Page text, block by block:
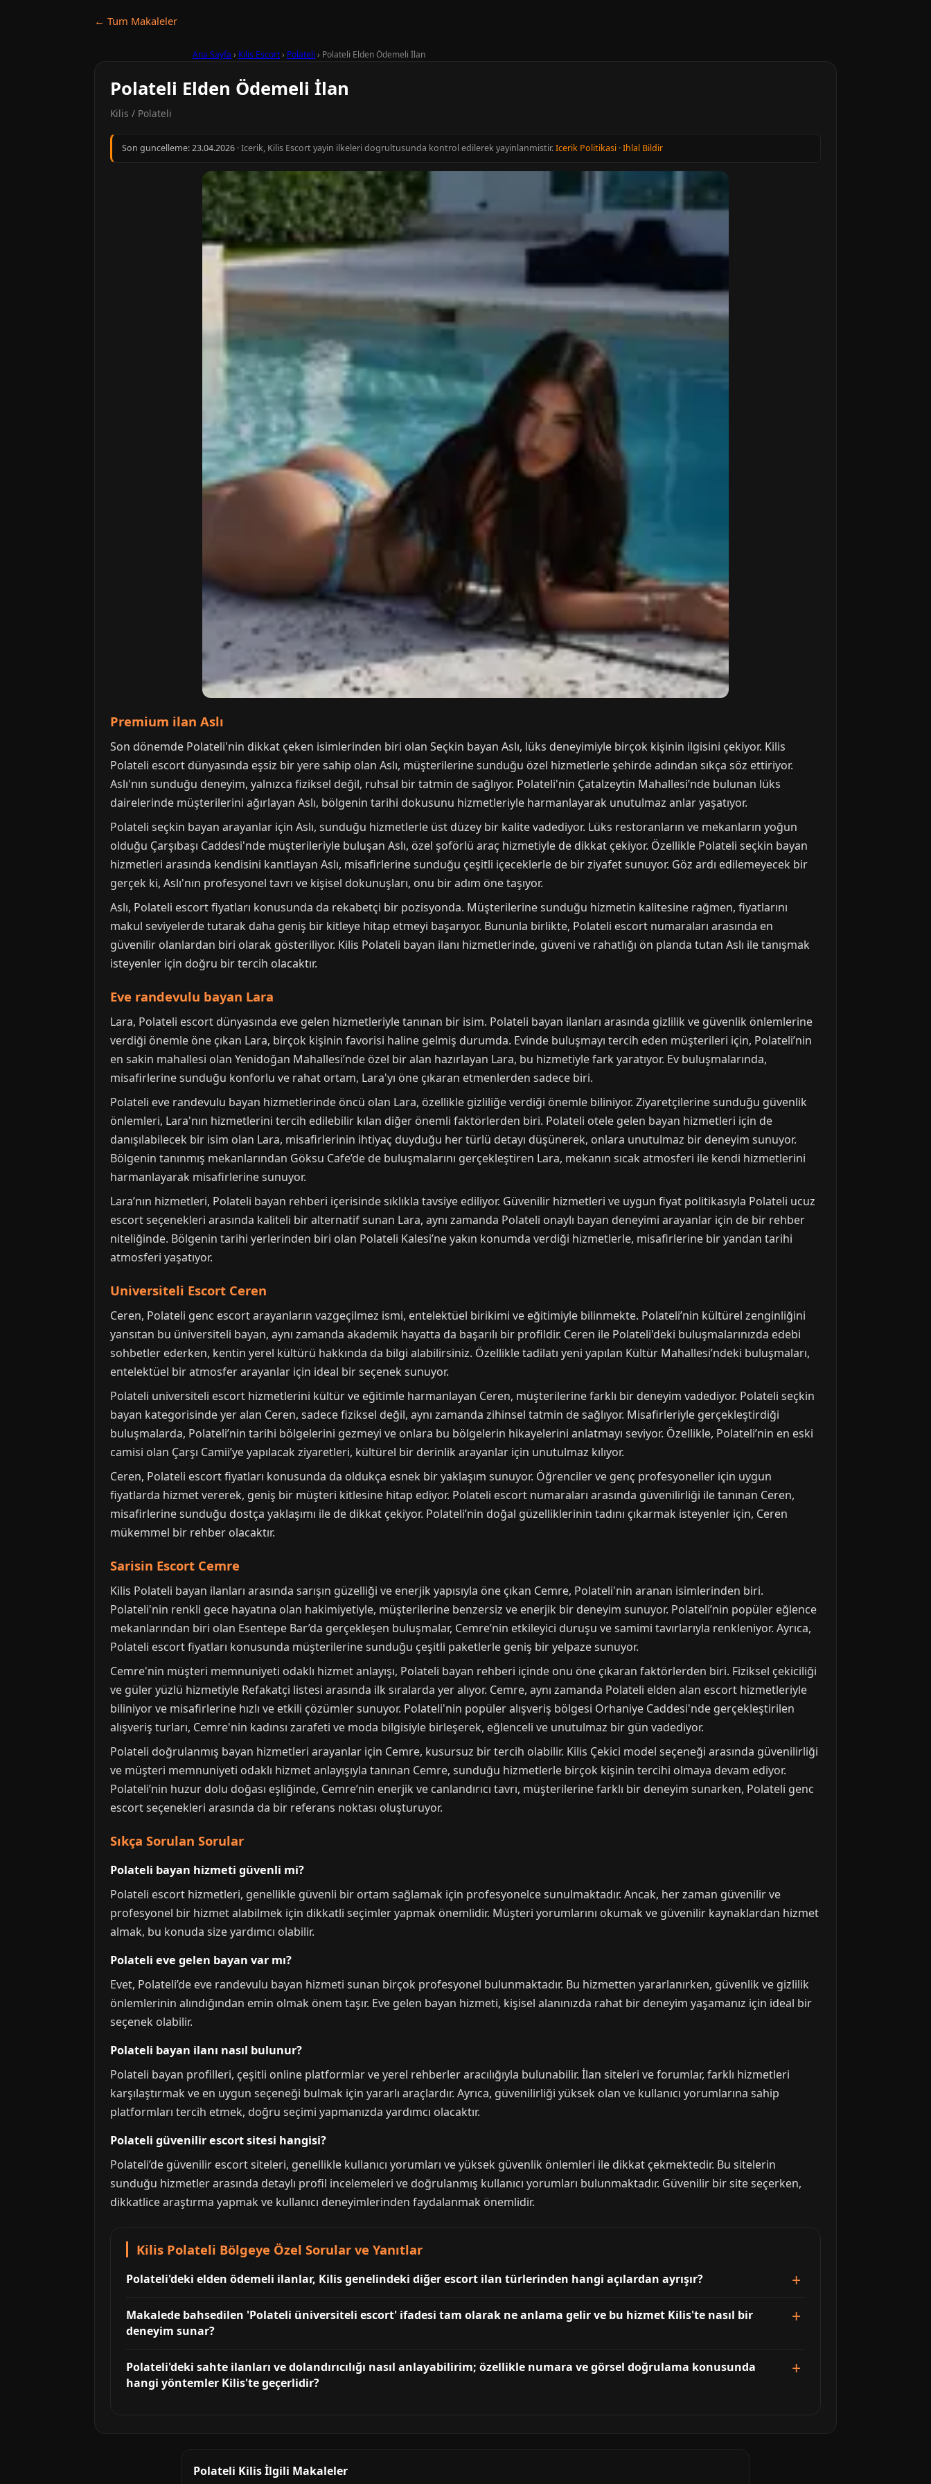
← Tum Makaleler
Ana Sayfa › Kilis Escort› Polateli › Polateli Elden Ödemeli İlan
Polateli Elden Ödemeli İlan
Kilis / Polateli
Son guncelleme:23.04.2026 · Icerik, Kilis Escort yayin ilkeleri dogrultusunda kontrol edilerek yayinlanmistir.Icerik Politikasi ·Ihlal Bildir
Premium ilan Aslı
Son dönemde Polateli'nin dikkat çeken isimlerinden biri olan Seçkin bayan Aslı, lüks deneyimiyle birçok kişinin ilgisini çekiyor. Kilis
Polateli escort dünyasında eşsiz bir yere sahip olan Aslı, müşterilerine sunduğu özel hizmetlerle şehirde adından sıkça söz ettiriyor.
Aslı'nın sunduğu deneyim, yalnızca fiziksel değil, ruhsal bir tatmin de sağlıyor. Polateli'nin Çatalzeytin Mahallesi’nde bulunan lüks
dairelerinde müşterilerini ağırlayan Aslı, bölgenin tarihi dokusunu hizmetleriyle harmanlayarak unutulmaz anlar yaşatıyor.
Polateli seçkin bayan arayanlar için Aslı, sunduğu hizmetlerle üst düzey bir kalite vadediyor. Lüks restoranların ve mekanların yoğun
olduğu Çarşıbaşı Caddesi'nde müşterileriyle buluşan Aslı, özel şoförlü araç hizmetiyle de dikkat çekiyor. Özellikle Polateli seçkin bayan
hizmetleri arasında kendisini kanıtlayan Aslı, misafirlerine sunduğu çeşitli içeceklerle de bir ziyafet sunuyor. Göz ardı edilemeyecek bir
gerçek ki, Aslı'nın profesyonel tavrı ve kişisel dokunuşları, onu bir adım öne taşıyor.
Aslı, Polateli escort fiyatları konusunda da rekabetçi bir pozisyonda. Müşterilerine sunduğu hizmetin kalitesine rağmen, fiyatlarını
makul seviyelerde tutarak daha geniş bir kitleye hitap etmeyi başarıyor. Bununla birlikte, Polateli escort numaraları arasında en
güvenilir olanlardan biri olarak gösteriliyor. Kilis Polateli bayan ilanı hizmetlerinde, güveni ve rahatlığı ön planda tutan Aslı ile tanışmak
isteyenler için doğru bir tercih olacaktır.
Eve randevulu bayan Lara
Lara, Polateli escort dünyasında eve gelen hizmetleriyle tanınan bir isim. Polateli bayan ilanları arasında gizlilik ve güvenlik önlemlerine
verdiği önemle öne çıkan Lara, birçok kişinin favorisi haline gelmiş durumda. Evinde buluşmayı tercih eden müşterileri için, Polateli’nin
en sakin mahallesi olan Yenidoğan Mahallesi’nde özel bir alan hazırlayan Lara, bu hizmetiyle fark yaratıyor. Ev buluşmalarında,
misafirlerine sunduğu konforlu ve rahat ortam, Lara'yı öne çıkaran etmenlerden sadece biri.
Polateli eve randevulu bayan hizmetlerinde öncü olan Lara, özellikle gizliliğe verdiği önemle biliniyor. Ziyaretçilerine sunduğu güvenlik
önlemleri, Lara'nın hizmetlerini tercih edilebilir kılan diğer önemli faktörlerden biri. Polateli otele gelen bayan hizmetleri için de
danışılabilecek bir isim olan Lara, misafirlerinin ihtiyaç duyduğu her türlü detayı düşünerek, onlara unutulmaz bir deneyim sunuyor.
Bölgenin tanınmış mekanlarından Göksu Cafe’de de buluşmalarını gerçekleştiren Lara, mekanın sıcak atmosferi ile kendi hizmetlerini
harmanlayarak misafirlerine sunuyor.
Lara’nın hizmetleri, Polateli bayan rehberi içerisinde sıklıkla tavsiye ediliyor. Güvenilir hizmetleri ve uygun fiyat politikasıyla Polateli ucuz
escort seçenekleri arasında kaliteli bir alternatif sunan Lara, aynı zamanda Polateli onaylı bayan deneyimi arayanlar için de bir rehber
niteliğinde. Bölgenin tarihi yerlerinden biri olan Polateli Kalesi’ne yakın konumda verdiği hizmetlerle, misafirlerine bir yandan tarihi
atmosferi yaşatıyor.
Universiteli Escort Ceren
Ceren, Polateli genc escort arayanların vazgeçilmez ismi, entelektüel birikimi ve eğitimiyle bilinmekte. Polateli’nin kültürel zenginliğini
yansıtan bu üniversiteli bayan, aynı zamanda akademik hayatta da başarılı bir profildir. Ceren ile Polateli'deki buluşmalarınızda edebi
sohbetler ederken, kentin yerel kültürü hakkında da bilgi alabilirsiniz. Özellikle tadilatı yeni yapılan Kültür Mahallesi’ndeki buluşmaları,
entelektüel bir atmosfer arayanlar için ideal bir seçenek sunuyor.
Polateli universiteli escort hizmetlerini kültür ve eğitimle harmanlayan Ceren, müşterilerine farklı bir deneyim vadediyor. Polateli seçkin
bayan kategorisinde yer alan Ceren, sadece fiziksel değil, aynı zamanda zihinsel tatmin de sağlıyor. Misafirleriyle gerçekleştirdiği
buluşmalarda, Polateli’nin tarihi bölgelerini gezmeyi ve onlara bu bölgelerin hikayelerini anlatmayı seviyor. Özellikle, Polateli’nin en eski
camisi olan Çarşı Camii’ye yapılacak ziyaretleri, kültürel bir derinlik arayanlar için unutulmaz kılıyor.
Ceren, Polateli escort fiyatları konusunda da oldukça esnek bir yaklaşım sunuyor. Öğrenciler ve genç profesyoneller için uygun
fiyatlarda hizmet vererek, geniş bir müşteri kitlesine hitap ediyor. Polateli escort numaraları arasında güvenilirliği ile tanınan Ceren,
misafirlerine sunduğu dostça yaklaşımı ile de dikkat çekiyor. Polateli’nin doğal güzelliklerinin tadını çıkarmak isteyenler için, Ceren
mükemmel bir rehber olacaktır.
Sarisin Escort Cemre
Kilis Polateli bayan ilanları arasında sarışın güzelliği ve enerjik yapısıyla öne çıkan Cemre, Polateli'nin aranan isimlerinden biri.
Polateli'nin renkli gece hayatına olan hakimiyetiyle, müşterilerine benzersiz ve enerjik bir deneyim sunuyor. Polateli’nin popüler eğlence
mekanlarından biri olan Esentepe Bar’da gerçekleşen buluşmalar, Cemre’nin etkileyici duruşu ve samimi tavırlarıyla renkleniyor. Ayrıca,
Polateli escort fiyatları konusunda müşterilerine sunduğu çeşitli paketlerle geniş bir yelpaze sunuyor.
Cemre'nin müşteri memnuniyeti odaklı hizmet anlayışı, Polateli bayan rehberi içinde onu öne çıkaran faktörlerden biri. Fiziksel çekiciliği
ve güler yüzlü hizmetiyle Refakatçi listesi arasında ilk sıralarda yer alıyor. Cemre, aynı zamanda Polateli elden alan escort hizmetleriyle
biliniyor ve misafirlerine hızlı ve etkili çözümler sunuyor. Polateli'nin popüler alışveriş bölgesi Orhaniye Caddesi'nde gerçekleştirilen
alışveriş turları, Cemre'nin kadınsı zarafeti ve moda bilgisiyle birleşerek, eğlenceli ve unutulmaz bir gün vadediyor.
Polateli doğrulanmış bayan hizmetleri arayanlar için Cemre, kusursuz bir tercih olabilir. Kilis Çekici model seçeneği arasında güvenilirliği
ve müşteri memnuniyeti odaklı hizmet anlayışıyla tanınan Cemre, sunduğu hizmetlerle birçok kişinin tercihi olmaya devam ediyor.
Polateli’nin huzur dolu doğası eşliğinde, Cemre’nin enerjik ve canlandırıcı tavrı, müşterilerine farklı bir deneyim sunarken, Polateli genc
escort seçenekleri arasında da bir referans noktası oluşturuyor.
Sıkça Sorulan Sorular
Polateli bayan hizmeti güvenli mi?
Polateli escort hizmetleri, genellikle güvenli bir ortam sağlamak için profesyonelce sunulmaktadır. Ancak, her zaman güvenilir ve
profesyonel bir hizmet alabilmek için dikkatli seçimler yapmak önemlidir. Müşteri yorumlarını okumak ve güvenilir kaynaklardan hizmet
almak, bu konuda size yardımcı olabilir.
Polateli eve gelen bayan var mı?
Evet, Polateli’de eve randevulu bayan hizmeti sunan birçok profesyonel bulunmaktadır. Bu hizmetten yararlanırken, güvenlik ve gizlilik
önlemlerinin alındığından emin olmak önem taşır. Eve gelen bayan hizmeti, kişisel alanınızda rahat bir deneyim yaşamanız için ideal bir
seçenek olabilir.
Polateli bayan ilanı nasıl bulunur?
Polateli bayan profilleri, çeşitli online platformlar ve yerel rehberler aracılığıyla bulunabilir. İlan siteleri ve forumlar, farklı hizmetleri
karşılaştırmak ve en uygun seçeneği bulmak için yararlı araçlardır. Ayrıca, güvenilirliği yüksek olan ve kullanıcı yorumlarına sahip
platformları tercih etmek, doğru seçimi yapmanızda yardımcı olacaktır.
Polateli güvenilir escort sitesi hangisi?
Polateli’de güvenilir escort siteleri, genellikle kullanıcı yorumları ve yüksek güvenlik önlemleri ile dikkat çekmektedir. Bu sitelerin
sunduğu hizmetler arasında detaylı profil incelemeleri ve doğrulanmış kullanıcı yorumları bulunmaktadır. Güvenilir bir site seçerken,
dikkatlice araştırma yapmak ve kullanıcı deneyimlerinden faydalanmak önemlidir.
Kilis Polateli Bölgeye Özel Sorular ve Yanıtlar
Polateli'deki elden ödemeli ilanlar, Kilis genelindeki diğer escort ilan türlerinden hangi açılardan ayrışır?
Makalede bahsedilen 'Polateli üniversiteli escort' ifadesi tam olarak ne anlama gelir ve bu hizmet Kilis'te nasıl bir
deneyim sunar?
Polateli'deki sahte ilanları ve dolandırıcılığı nasıl anlayabilirim; özellikle numara ve görsel doğrulama konusunda
hangi yöntemler Kilis'te geçerlidir?
Polateli Kilis İlgili Makaleler